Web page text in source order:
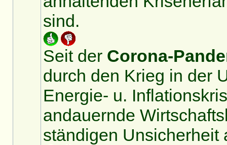
sind.
Seit der Corona-
durch den Krieg in der
Energie- u.
andauernde
ständigen Unsicherheit